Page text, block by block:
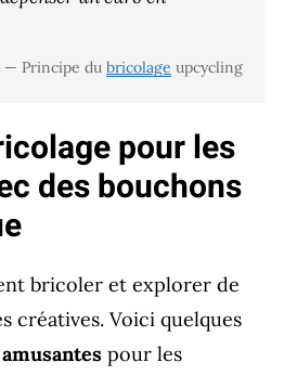
— Principe du bricolage upcycling
pour les
des bouchons
bricoler et explorer de
créatives. Voici quelques
pour les